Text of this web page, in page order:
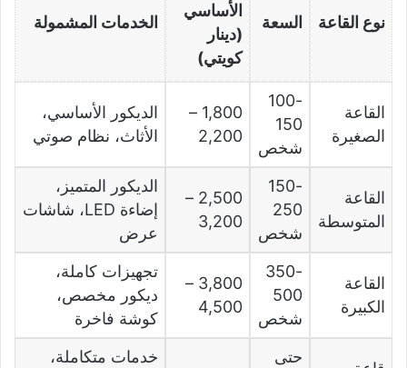
نوع القاعة السعة
الأساسي
(دينار
كويتي)
الخدمات المشمولة
القاعة
الصغيرة
100-
150
شخص
1,800 –
2,200
الديكور الأساسي،
الأثاث، نظام صوتي
القاعة
المتوسطة
150-
250
شخص
2,500 –
3,200
الديكور المتميز،
إضاءة LED، شاشات
عرض
القاعة
الكبيرة
350-
500
شخص
3,800 –
4,500
تجهيزات كاملة،
ديكور مخصص،
كوشة فاخرة
حتى
خدمات متكاملة،